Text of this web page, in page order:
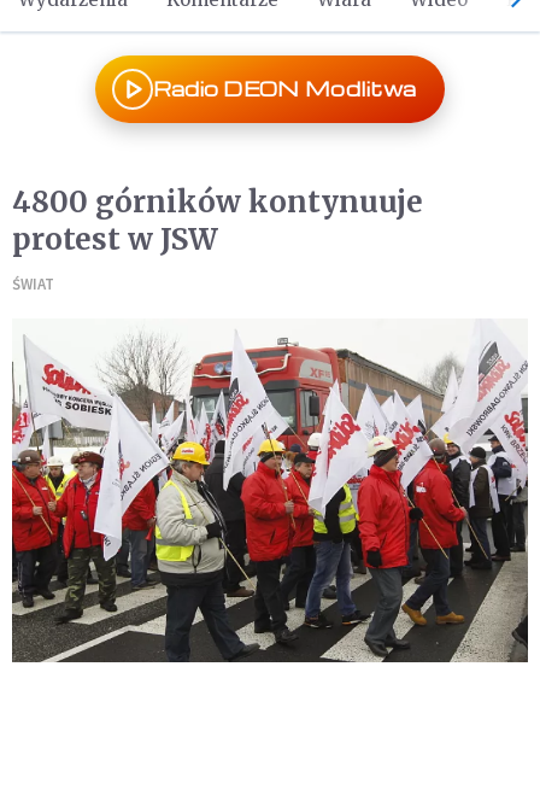
Radio DEON Modlitwa
4800 górników kontynuuje
protest w JSW
ŚWIAT